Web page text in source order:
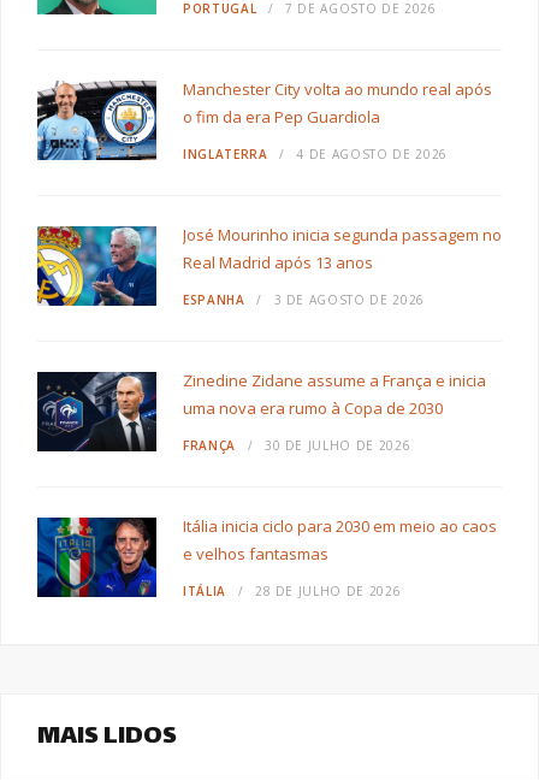
PORTUGAL 7 DE AGOSTO DE 2026
Manchester City volta ao mundo real após
o fim da era Pep Guardiola
INGLATERRA 4 DE AGOSTO DE 2026
José Mourinho inicia segunda passagem no
Real Madrid após 13 anos
ESPANHA 3 DE AGOSTO DE 2026
Zinedine Zidane assume a França e inicia
uma nova era rumo à Copa de 2030
FRANÇA 30 DE JULHO DE 2026
Itália inicia ciclo para 2030 em meio ao caos
e velhos fantasmas
ITÁLIA 28 DE JULHO DE 2026
MAIS LIDOS